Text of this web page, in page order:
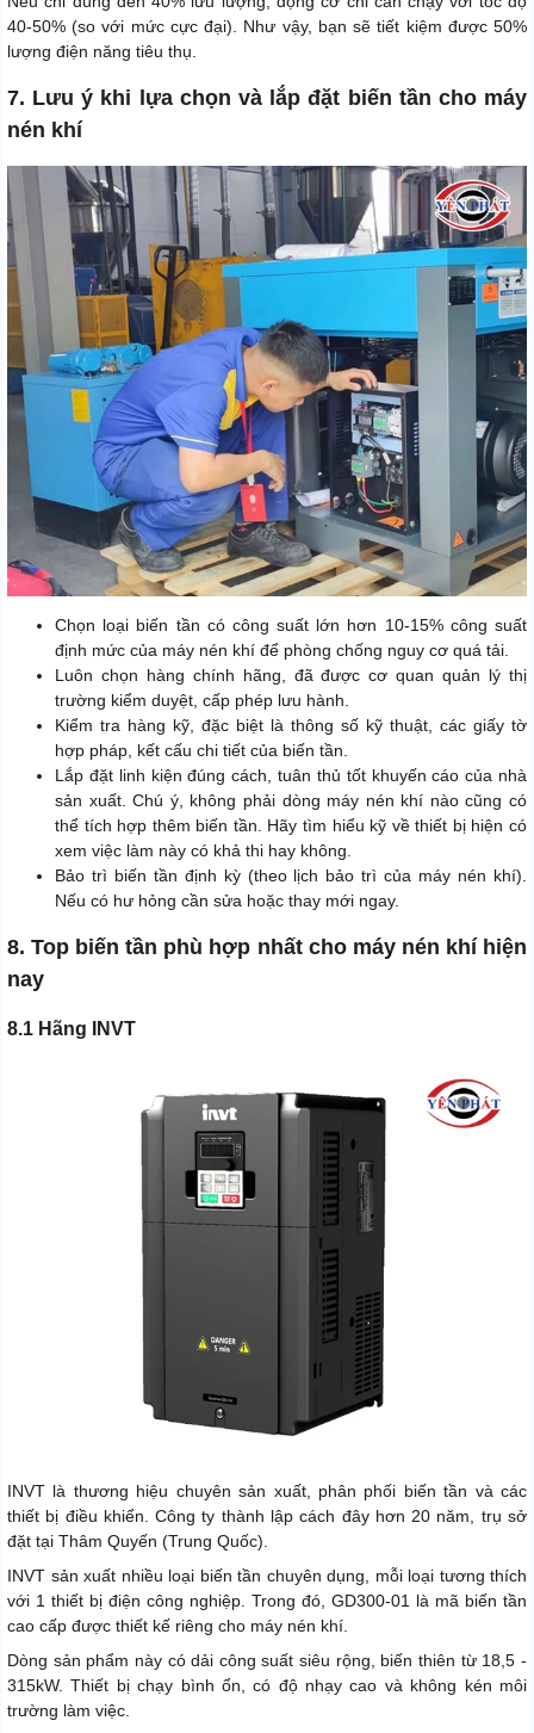
40-50% (so với mức cực đại). Như vậy, bạn sẽ tiết kiệm được 50%
lượng điện năng tiêu thụ.
7. Lưu ý khi lựa chọn và lắp đặt biến tần cho máy
nén khí
Chọn loại biến tần có công suất lớn hơn 10-15% công suất
định mức của máy nén khí để phòng chống nguy cơ quá tải.
Luôn chọn hàng chính hãng, đã được cơ quan quản lý thị
trường kiểm duyệt, cấp phép lưu hành.
Kiểm tra hàng kỹ, đặc biệt là thông số kỹ thuật, các giấy tờ
hợp pháp, kết cấu chi tiết của biến tần.
Lắp đặt linh kiện đúng cách, tuân thủ tốt khuyến cáo của nhà
sản xuất. Chú ý, không phải dòng máy nén khí nào cũng có
thể tích hợp thêm biến tần. Hãy tìm hiểu kỹ về thiết bị hiện có
xem việc làm này có khả thi hay không.
Bảo trì biến tần định kỳ (theo lịch bảo trì của máy nén khí).
Nếu có hư hỏng cần sửa hoặc thay mới ngay.
8. Top biến tần phù hợp nhất cho máy nén khí hiện
nay
8.1 Hãng INVT
INVT là thương hiệu chuyên sản xuất, phân phối biến tần và các
thiết bị điều khiển. Công ty thành lập cách đây hơn 20 năm, trụ sở
đặt tại Thâm Quyến (Trung Quốc).
INVT sản xuất nhiều loại biến tần chuyên dụng, mỗi loại tương thích
với 1 thiết bị điện công nghiệp. Trong đó, GD300-01 là mã biến tần
cao cấp được thiết kế riêng cho máy nén khí.
Dòng sản phẩm này có dải công suất siêu rộng, biến thiên từ 18,5 -
315kW. Thiết bị chạy bình ổn, có độ nhạy cao và không kén môi
trường làm việc.